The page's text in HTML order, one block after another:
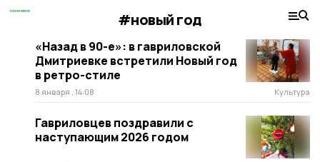
#новый год
«Назад в 90-е»: в гавриловской
Дмитриевке встретили Новый год
в ретро-стиле
8 января , 14:08 Культура
Гавриловцев поздравили с
наступающим 2026 годом